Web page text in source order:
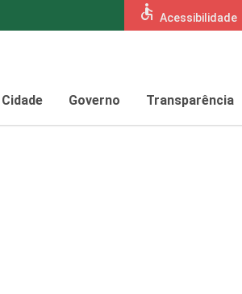
accessible Acessibilidade
Cidade Governo Transparência